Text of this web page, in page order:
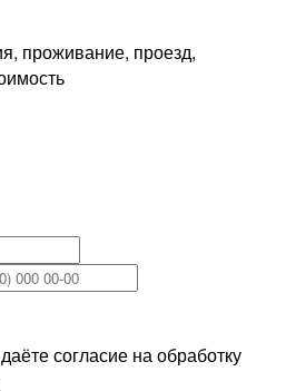
проживание, проезд,
согласие на обработку